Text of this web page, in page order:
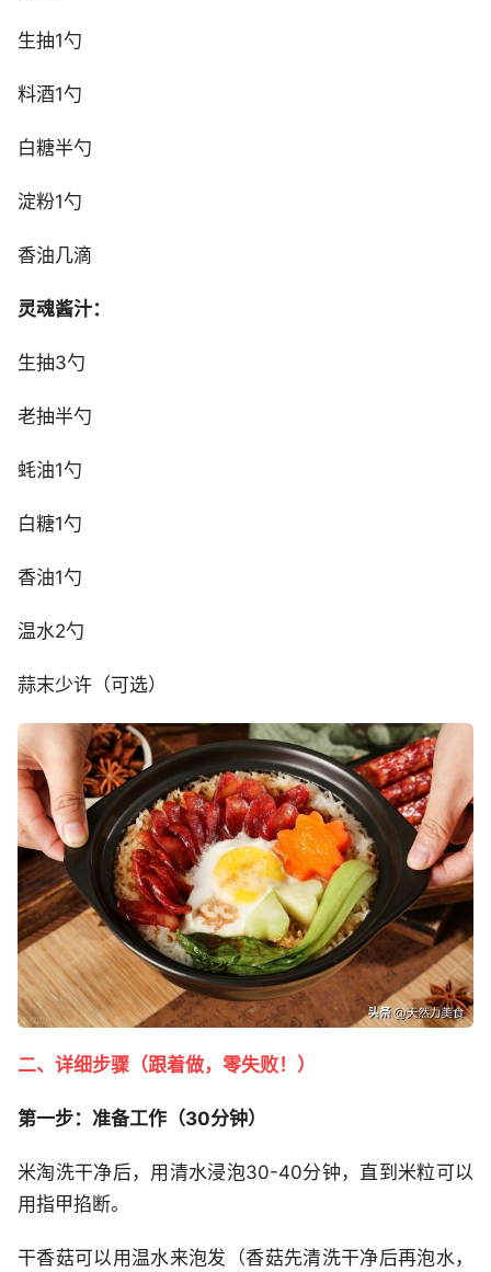
生抽1勺
料酒1勺
白糖半勺
淀粉1勺
香油几滴
灵魂酱汁：
生抽3勺
老抽半勺
蚝油1勺
白糖1勺
香油1勺
温水2勺
蒜末少许（可选）
二、详细步骤（跟着做，零失败！）
第一步：准备工作（30分钟）
米淘洗干净后，用清水浸泡30-40分钟，直到米粒可以
用指甲掐断。
干香菇可以用温水来泡发（香菇先清洗干净后再泡水，